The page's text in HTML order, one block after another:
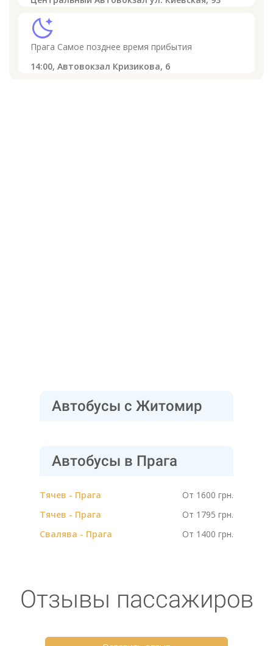
sleep
Прага Самое позднее время прибытия
14:00, Автовокзал Кризикова, 6
Автобусы с Житомир
Автобусы в Прага
Тячев - Прага
От 1600 грн.
Тячев - Прага
От 1795 грн.
Свалява - Прага
От 1400 грн.
Отзывы пассажиров